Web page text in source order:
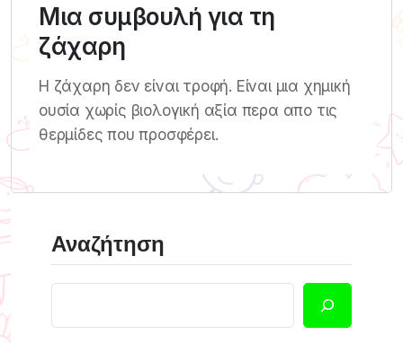
Μια συμβουλή για τη
ζάχαρη
Η ζάχαρη δεν είναι τροφή. Είναι μια χημική
ουσία χωρίς βιολογική αξία περα απο τις
θερμίδες που προσφέρει.
Αναζήτηση